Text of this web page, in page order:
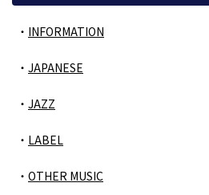
INFORMATION
JAPANESE
JAZZ
LABEL
OTHER MUSIC